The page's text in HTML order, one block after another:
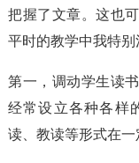
把握了文章。这也
平时的教学中我特别
第一，调动学生读
经常设立各种各样
读、教读等形式在一